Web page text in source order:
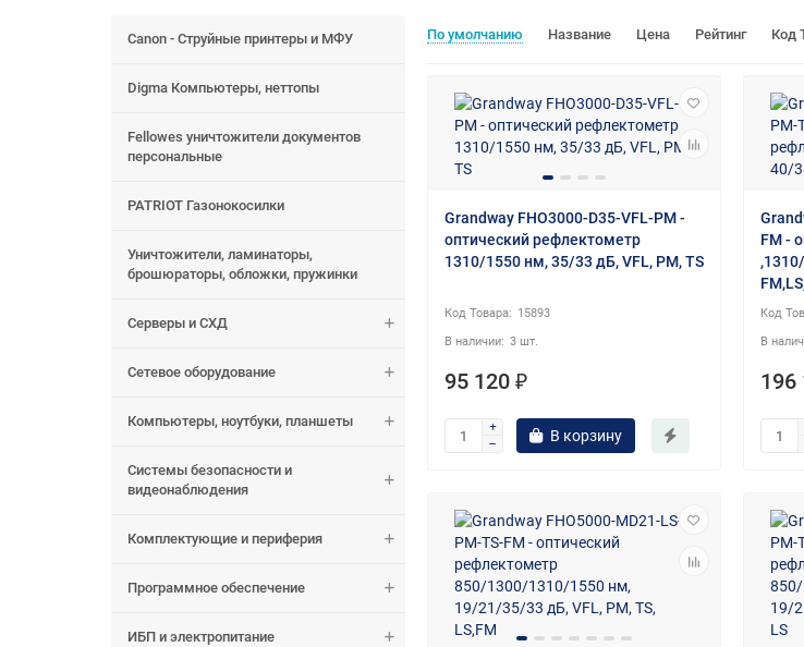
Canon - Струйные принтеры и МФУ
Digma Компьютеры, неттопы
Fellowes уничтожители документов
персональные
PATRIOT Газонокосилки
Уничтожители, ламинаторы,
брошюраторы, обложки, пружинки
Серверы и СХД
Сетевое оборудование
Компьютеры, ноутбуки, планшеты
Системы безопасности и
видеонаблюдения
Комплектующие и периферия
Программное обеспечение
ИБП и электропитание
По умолчанию Название Цена Рейтинг Код
Grandway FHO3000-D35-VFL-PM -
оптический рефлектометр
1310/1550 нм, 35/33 дБ, VFL, PM, TS
15893
3 шт.
95 120 ₽
В корзину
FM -
196